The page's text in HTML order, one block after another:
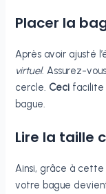
Placer la
Après avoir ajusté
virtuel. Assurez-
cercle. Ceci facilite
bague.
Lire la taille
Ainsi, grâce à cette
votre bague